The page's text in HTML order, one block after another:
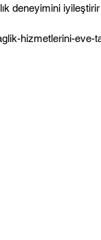
deneyimini
hizmetlerini-eve-